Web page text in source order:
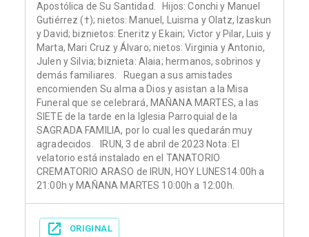
Apostólica de Su Santidad. Hijos: Conchi y Manuel
Gutiérrez (†); nietos: Manuel, Luisma y Olatz, Izaskun
y David; biznietos: Eneritz y Ekain; Victor y Pilar, Luis y
Marta, Mari Cruz y Álvaro; nietos: Virginia y Antonio,
Julen y Silvia; biznieta: Alaia; hermanos, sobrinos y
demás familiares. Ruegan a sus amistades
encomienden Su alma a Dios y asistan a la Misa
Funeral que se celebrará, MAÑANA MARTES, a las
SIETE de la tarde en la Iglesia Parroquial de la
SAGRADA FAMILIA, por lo cual les quedarán muy
agradecidos. IRUN, 3 de abril de 2023 Nota: El
velatorio está instalado en el TANATORIO
CREMATORIO ARASO de IRUN, HOY LUNES14:00h a
21:00h y MAÑANA MARTES 10:00h a 12:00h.
ORIGINAL